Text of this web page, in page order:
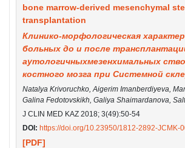
bone marrow-derived mesenchymal
transplantation
Клинико-морфологическая
больных до и после
аутологичныхмезенхимальных
костного мозга при Системной
Natalya Krivoruchko, Aigerim Imanberdiyeva,
Galina Fedotovskikh, Galiya Shaimardanova,
J CLIN MED KAZ 2018; 3(49):50-54
DOI: https://doi.org/10.23950/1812-2892-JCMK-
[PDF]